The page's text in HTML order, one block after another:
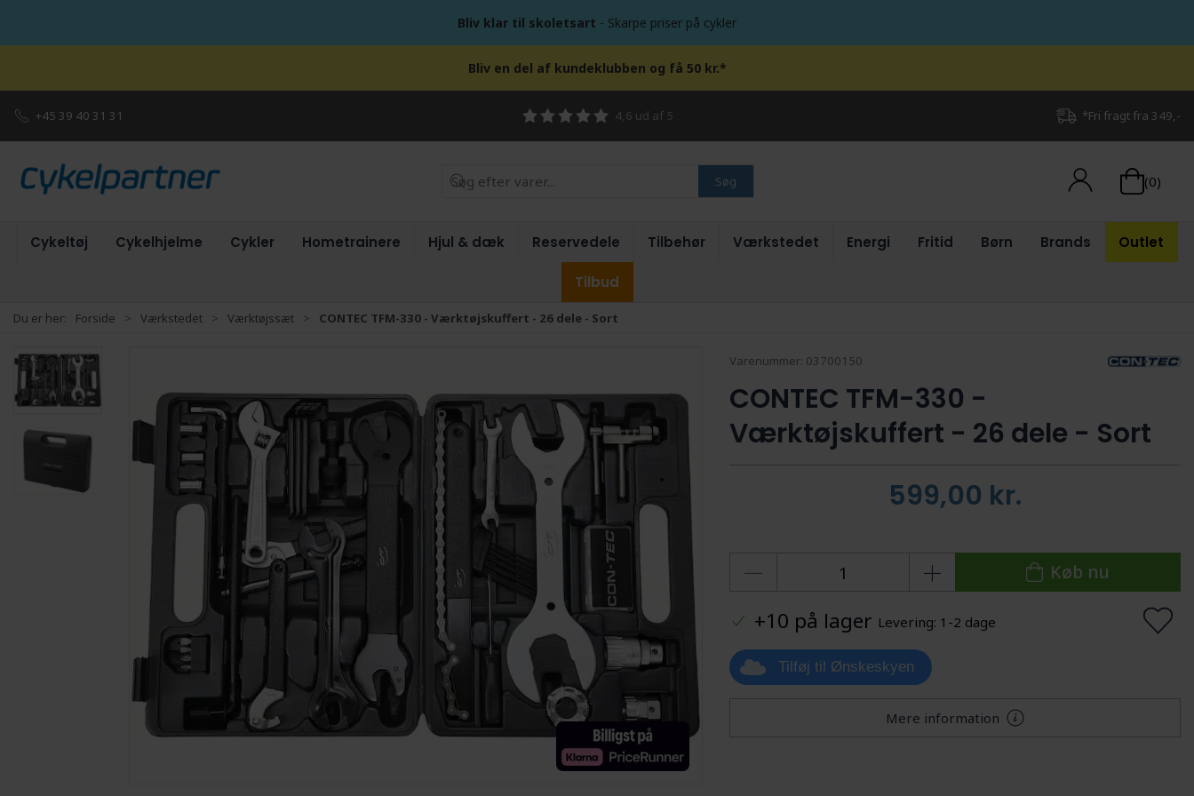
Bliv klar til skoletsart - Skarpe priser på cykler
Bliv en del af kundeklubben og få 50 kr.*
+45 39 40 31 31 4,6 ud af 5 *Fri fragt fra 349,-
Søg (0)
Cykeltøj Cykelhjelme Cykler Hometrainere Hjul & dæk Reservedele Tilbehør Værkstedet Energi Fritid Børn Brands Outlet
Tilbud
Du er her: Forside Værkstedet Værktøjssæt CONTEC TFM-330 - Værktøjskuffert - 26 dele - Sort
Varenummer: 03700150
CONTEC TFM-330 -
Værktøjskuffert - 26 dele - Sort
599,00 kr.
Køb nu
+10 på lager Levering: 1-2 dage
Tilføj til Ønskeskyen
Mere information